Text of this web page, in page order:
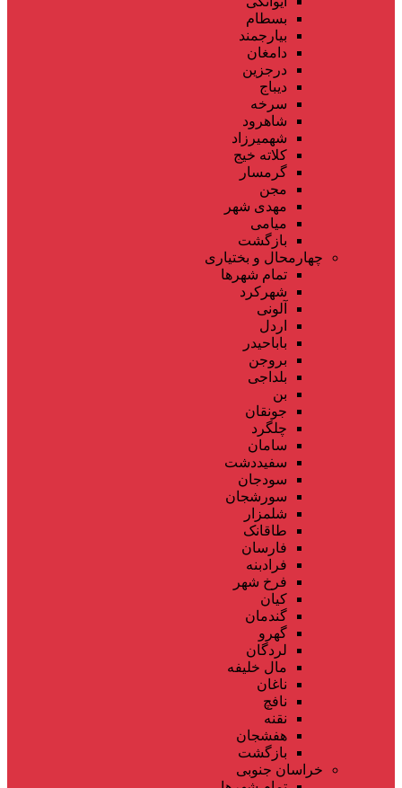
بسطام
بیارجمند
دامغان
درجزین
دیباج
سرخه
شاهرود
شهمیرزاد
کلاته خیج
گرمسار
مجن
مهدی شهر
میامی
بازگشت
چهارمحال و بختیاری
تمام شهر‌ها
شهرکرد
آلونی
اردل
باباحیدر
بروجن
بلداجی
بن
جونقان
چلگرد
سامان
سفیددشت
سودجان
سورشجان
شلمزار
طاقانک
فارسان
فرادبنه
فرخ شهر
کیان
گندمان
گهرو
لردگان
مال خلیفه
ناغان
نافچ
نقنه
هفشجان
بازگشت
خراسان جنوبی